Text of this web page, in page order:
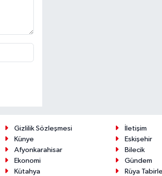
Gizlilik Sözleşmesi
İletişim
Künye
Eskişehir
Afyonkarahisar
Bilecik
Ekonomi
Gündem
Kütahya
Rüya